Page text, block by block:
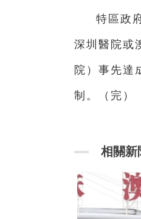
特區政
深圳醫院或
院）事先達
制。（完）
相關新